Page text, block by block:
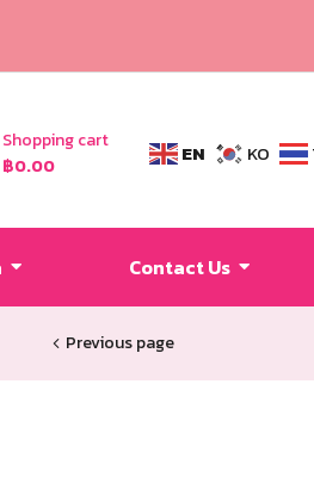
Shopping cart
฿0.00 EN KO
Contact Us
Previous page